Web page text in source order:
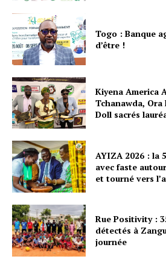
Togo : Banque
d’être !
Kiyena America
Tchanawda,
Doll sacrés
AYIZA 2026 : la
avec faste
et tourné vers
Rue Positivity :
détectés à
journée